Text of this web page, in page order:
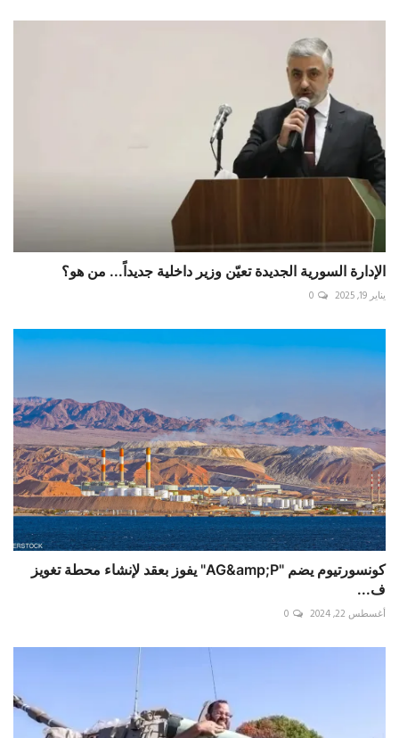
الإدارة السورية الجديدة تعيّن وزير داخلية جديداً... من هو؟
يناير 19, 2025 0
كونسورتيوم يضم "AG&amp;P" يفوز بعقد لإنشاء محطة تغويز
ف...
أغسطس 22, 2024 0